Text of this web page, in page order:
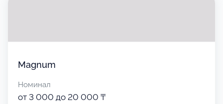
Magnum
Номинал
от 3 000 до 20 000 ₸